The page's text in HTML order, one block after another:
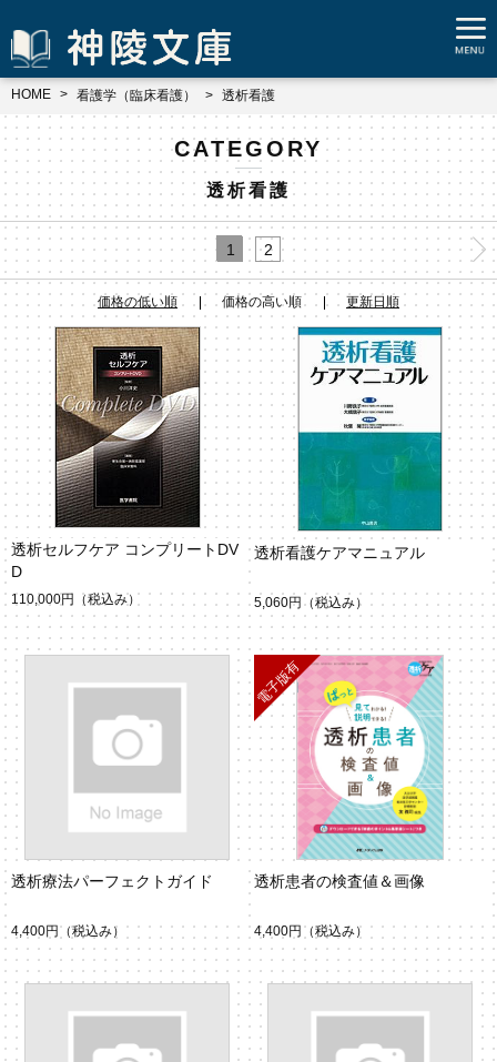
HOME 看護学（臨床看護） 透析看護
CATEGORY
透析看護
1 2
価格の低い順 価格の高い順 更新日順
透析セルフケア コンプリートDV
D
110,000円 （税込み）
透析看護ケアマニュアル
5,060円 （税込み）
透析療法パーフェクトガイド
4,400円 （税込み）
透析患者の検査値＆画像
4,400円 （税込み）